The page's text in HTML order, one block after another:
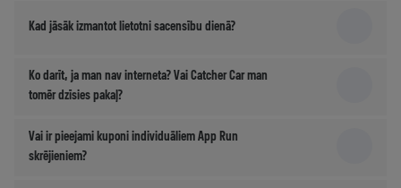
Kad jāsāk izmantot lietotni sacensību dienā?
Ko darīt, ja man nav interneta? Vai Catcher Car man
tomēr dzīsies pakaļ?
Vai ir pieejami kuponi individuāliem App Run
skrējieniem?